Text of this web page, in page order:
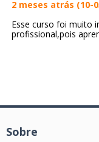
2 meses atrás (10-
Esse curso foi muito
profissional,pois
Sobre